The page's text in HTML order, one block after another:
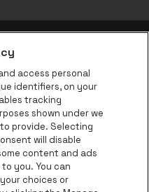
be•at
access personal
identifiers, on your
tracking
shown under we
provide. Selecting
will disable
content and ads
you. You can
choices or